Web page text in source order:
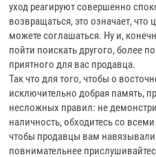
уход реагируют совершенно
возвращаться, это означает, что
можете соглашаться. Ну и,
пойти поискать другого, более
приятного для вас продавца.
Так что для того, чтобы о
исключительно добрая память,
несложных правил: не
наличность, обходитесь со
чтобы продавцы вам
повнимательнее